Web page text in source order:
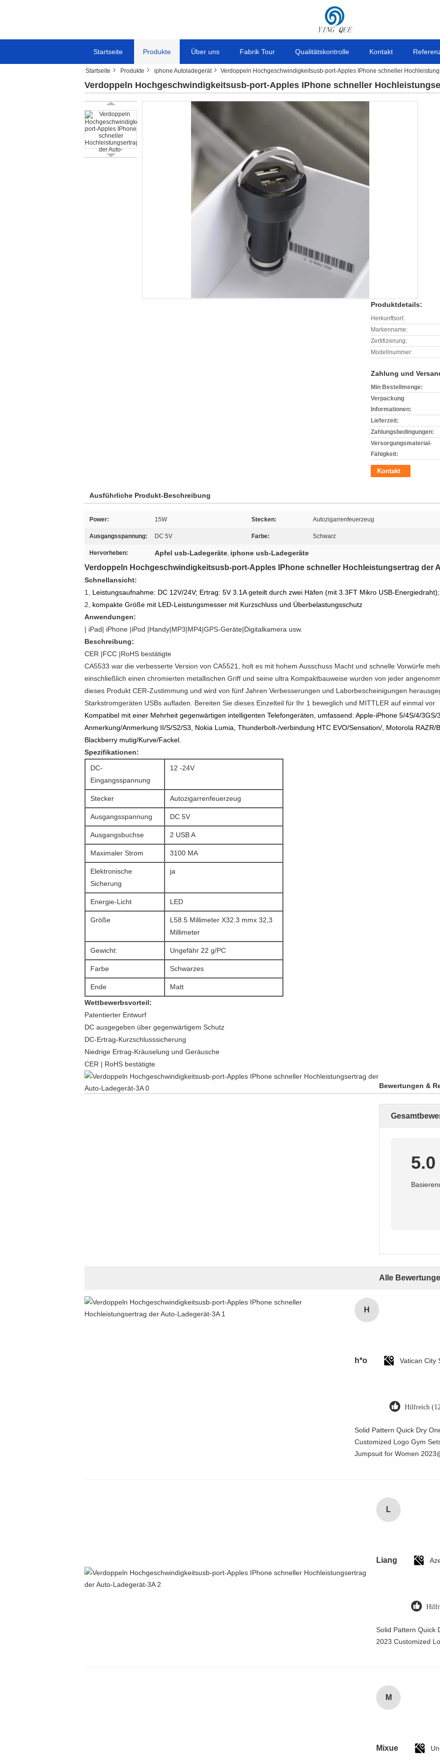
Startseite Produkte Über uns Fabrik Tour Qualitätskontrolle Kontakt
Startseite Produkte iphone Autoladegerät Verdoppeln Hochgeschwindigkeitsusb-port-Apples IPhone schneller
Verdoppeln Hochgeschwindigkeitsusb-port-Apples IPhone schneller
Produktdetails:
Herkunftsort:
Markenname:
Zertifizierung:
Modellnummer:
Zahlung und
Min Bestellmenge:
Verpackung
Informationen:
Lieferzeit:
Zahlungsbedingungen:
Versorgungsmaterial-
Fähigkeit:
Kontakt
Ausführliche Produkt-Beschreibung
Power: 15W Stecken: Autozigarrenfeuerzeug
Ausgangsspannung: DC 5V Farbe: Schwarz
Hervorheben: Apfel usb-Ladegeräte, iphone usb-Ladegeräte
Verdoppeln Hochgeschwindigkeitsusb-port-Apples IPhone schneller Hochleistungsertrag der
Schnellansicht:
1, Leistungsaufnahme: DC 12V/24V; Ertrag: 5V 3.1A geteilt durch zwei Häfen (mit 3.3FT Mikro USB-
2, kompakte Größe mit LED-Leistungsmesser mit Kurzschluss und Überbelastungsschutz
Anwendungen:
| iPad| iPhone |iPod |Handy|MP3|MP4|GPS-Geräte|Digitalkamera usw.
Beschreibung:
CER |FCC |RoHS bestätigte
CA5533 war die verbesserte Version von CA5521, holt es mit hohem Ausschuss Macht und schnelle Vorwürfe
einschließlich einen chromierten metallischen Griff und seine ultra Kompaktbauweise wurden von jeder
dieses Produkt CER-Zustimmung und wird von fünf Jahren Verbesserungen und Laborbescheinigungen
Starkstromgeräten USBs aufladen. Bereiten Sie dieses Einzelteil für Ihr 1 beweglich und MITTLER auf einmal vor
Kompatibel mit einer Mehrheit gegenwärtigen intelligenten Telefongeräten, umfassend: Apple-iPhone 5/4S/4/
Anmerkung/Anmerkung II/S/S2/S3, Nokia Lumia, Thunderbolt-/verbindung HTC EVO/Sensation/, Motorola RAZR/
Blackberry mutig/Kurve/Fackel.
Spezifikationen:
DC-
Eingangsspannung
12 -24V
Stecker Autozigarrenfeuerzeug
Ausgangsspannung DC 5V
Ausgangsbuchse 2 USB A
Maximaler Strom 3100 MA
Elektronische
Sicherung
ja
Energie-Licht LED
Größe
L58.5 Millimeter X32.3 mmx 32,3
Millimeter
Gewicht: Ungefähr 22 g/PC
Farbe Schwarzes
Ende
Matt
Wettbewerbsvorteil:
Patentierter Entwurf
DC ausgegeben über gegenwärtigem Schutz
DC-Ertrag-Kurzschlusssicherung
Niedrige Ertrag-Kräuselung und Geräusche
CER | RoHS bestätigte
Bewertungen &
5.0
Alle
H
h*o
Hilfreich
Solid Pattern Quick Dry
Customized Logo Gym
Jumpsuit for Women
L
Liang
Solid Pattern Quick
2023 Customized
M
Mixue